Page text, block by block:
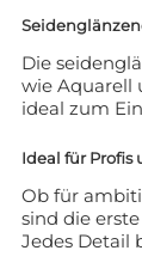
Die
wie Aquarell
ideal zum
Ideal für Profis
Ob für
sind die
Jedes Detail